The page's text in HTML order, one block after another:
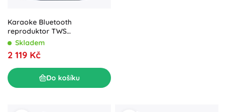
Karaoke Bluetooth
reproduktor TWS
SoundBox480
Skladem
2 119 Kč
Do košíku